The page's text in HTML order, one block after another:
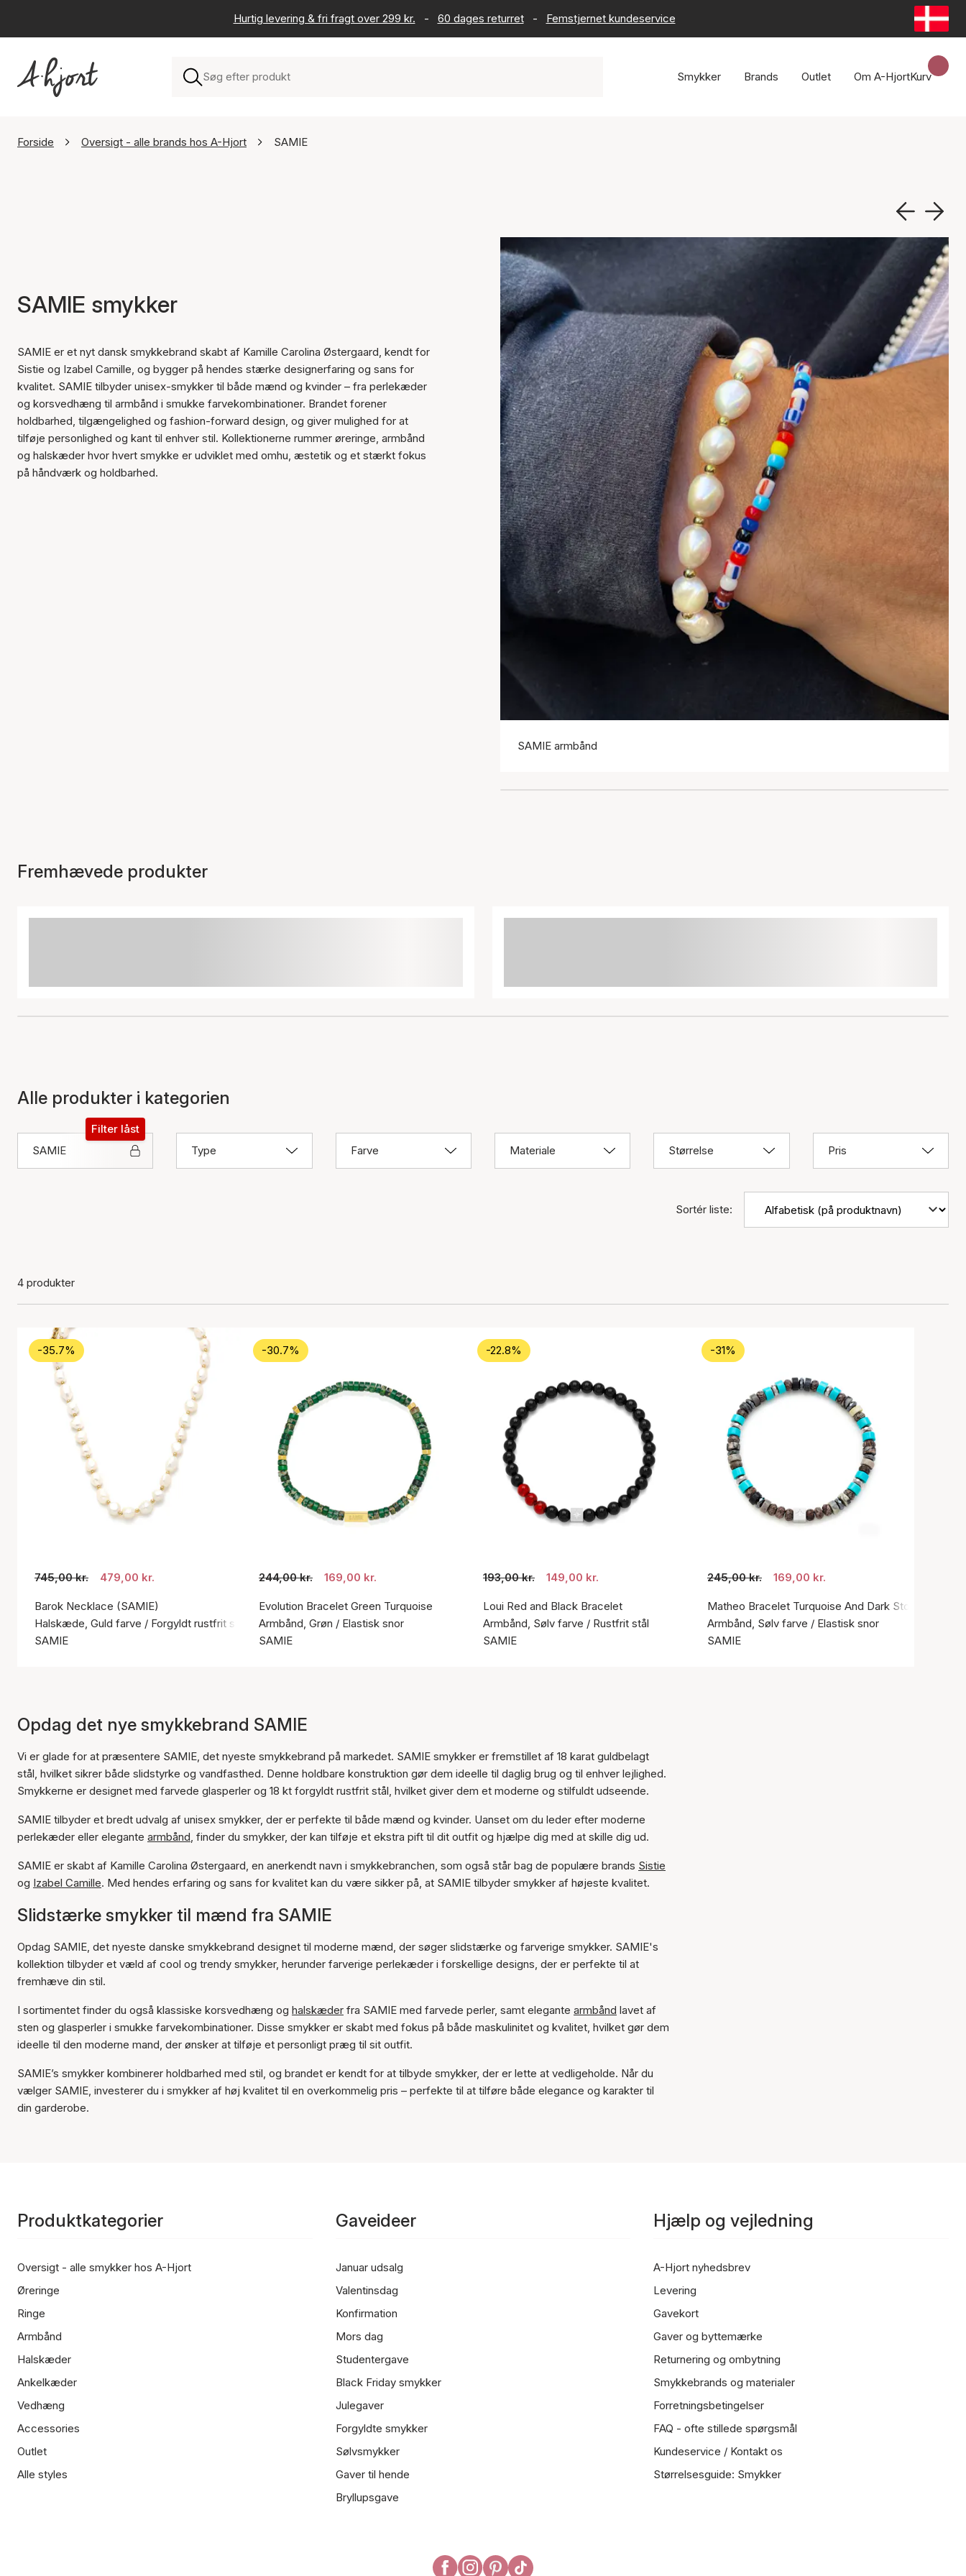
Hurtig levering & fri fragt over 299 kr. - 60 dages returret - Femstjernet kundeservice
Smykker Brands Outlet Om A-HjortKurv
Forside Oversigt - alle brands hos A-Hjort SAMIE
SAMIE smykker
SAMIE er et nyt dansk smykkebrand skabt af Kamille Carolina Østergaard, kendt for
Sistie og Izabel Camille, og bygger på hendes stærke design­erfaring og sans for
kvalitet. SAMIE tilbyder unisex-smykker til både mænd og kvinder – fra perlekæder
og korsvedhæng til armbånd i smukke farvekombinationer. Brandet forener
holdbarhed, tilgængelighed og fashion-forward design, og giver mulighed for at
tilføje personlighed og kant til enhver stil. Kollektionerne rummer øreringe, armbånd
og halskæder hvor hvert smykke er udviklet med omhu, æstetik og et stærkt fokus
på håndværk og holdbarhed.
SAMIE armbånd
Fremhævede produkter
Alle produkter i kategorien
SAMIE
Filter låst
Type
Farve Materiale Størrelse Pris
Sortér liste:
4 produkter
-35.7%
745,00 kr. 479,00 kr.
Barok Necklace (SAMIE)
Halskæde, Guld farve / Forgyldt rustfrit stål
SAMIE
-30.7%
244,00 kr. 169,00 kr.
Evolution Bracelet Green Turquoise
Armbånd, Grøn / Elastisk snor
SAMIE
-22.8%
193,00 kr. 149,00 kr.
Loui Red and Black Bracelet
Armbånd, Sølv farve / Rustfrit stål
SAMIE
-31%
245,00 kr. 169,00 kr.
Matheo Bracelet Turquoise And Dark Stone
Armbånd, Sølv farve / Elastisk snor
SAMIE
Opdag det nye smykkebrand SAMIE
Vi er glade for at præsentere SAMIE, det nyeste smykkebrand på markedet. SAMIE smykker er fremstillet af 18 karat guldbelagt
stål, hvilket sikrer både slidstyrke og vandfasthed. Denne holdbare konstruktion gør dem ideelle til daglig brug og til enhver lejlighed.
Smykkerne er designet med farvede glasperler og 18 kt forgyldt rustfrit stål, hvilket giver dem et moderne og stilfuldt udseende.
SAMIE tilbyder et bredt udvalg af unisex smykker, der er perfekte til både mænd og kvinder. Uanset om du leder efter moderne
perlekæder eller elegante armbånd, finder du smykker, der kan tilføje et ekstra pift til dit outfit og hjælpe dig med at skille dig ud.
SAMIE er skabt af Kamille Carolina Østergaard, en anerkendt navn i smykkebranchen, som også står bag de populære brands Sistie
og Izabel Camille. Med hendes erfaring og sans for kvalitet kan du være sikker på, at SAMIE tilbyder smykker af højeste kvalitet.
Slidstærke smykker til mænd fra SAMIE
Opdag SAMIE, det nyeste danske smykkebrand designet til moderne mænd, der søger slidstærke og farverige smykker. SAMIE's
kollektion tilbyder et væld af cool og trendy smykker, herunder farverige perlekæder i forskellige designs, der er perfekte til at
fremhæve din stil.
I sortimentet finder du også klassiske korsvedhæng og halskæder fra SAMIE med farvede perler, samt elegante armbånd lavet af
sten og glasperler i smukke farvekombinationer. Disse smykker er skabt med fokus på både maskulinitet og kvalitet, hvilket gør dem
ideelle til den moderne mand, der ønsker at tilføje et personligt præg til sit outfit.
SAMIE’s smykker kombinerer holdbarhed med stil, og brandet er kendt for at tilbyde smykker, der er lette at vedligeholde. Når du
vælger SAMIE, investerer du i smykker af høj kvalitet til en overkommelig pris – perfekte til at tilføre både elegance og karakter til
din garderobe.
Produktkategorier
Oversigt - alle smykker hos A-Hjort
Øreringe
Ringe
Armbånd
Halskæder
Ankelkæder
Vedhæng
Accessories
Outlet
Alle styles
Gaveideer
Januar udsalg
Valentinsdag
Konfirmation
Mors dag
Studentergave
Black Friday smykker
Julegaver
Forgyldte smykker
Sølvsmykker
Gaver til hende
Bryllupsgave
Hjælp og vejledning
A-Hjort nyhedsbrev
Levering
Gavekort
Gaver og byttemærke
Returnering og ombytning
Smykkebrands og materialer
Forretningsbetingelser
FAQ - ofte stillede spørgsmål
Kundeservice / Kontakt os
Størrelsesguide: Smykker